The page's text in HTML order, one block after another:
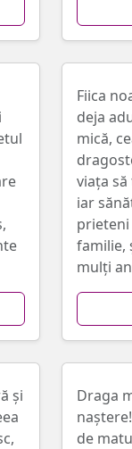
Fiica
deja
mică,
viața
iar
familie,
mulţi
și
Draga
de